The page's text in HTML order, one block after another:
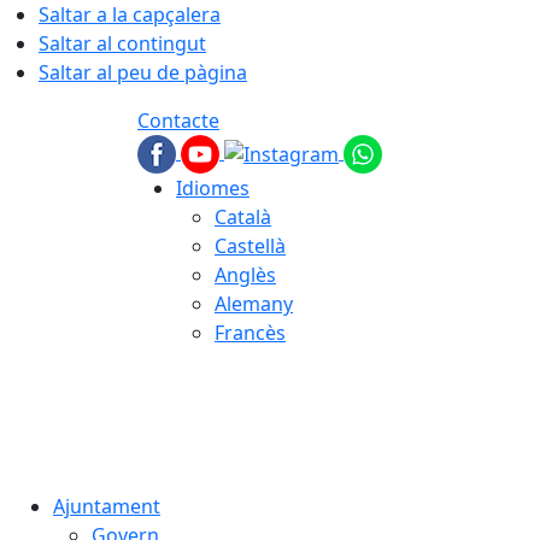
Saltar a la capçalera
Saltar al contingut
Saltar al peu de pàgina
Contacte
Idiomes
Català
Castellà
Anglès
Alemany
Francès
Ajuntament